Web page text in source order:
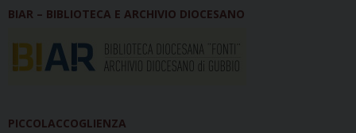
BIAR – BIBLIOTECA E ARCHIVIO DIOCESANO
PICCOLACCOGLIENZA